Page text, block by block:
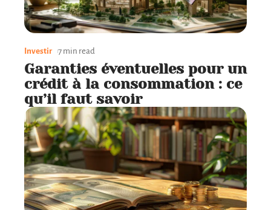
Investir 7 min read
Garanties éventuelles pour un
crédit à la consommation : ce
qu’il faut savoir